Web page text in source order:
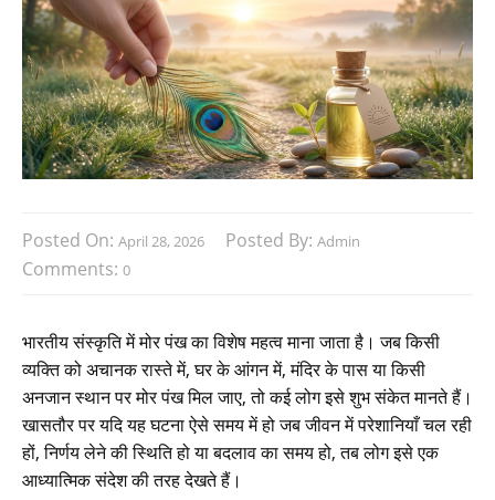
Posted On: April 28, 2026 Posted By: Admin
Comments: 0
भारतीय संस्कृति में मोर पंख का विशेष महत्व माना जाता है। जब किसी
व्यक्ति को अचानक रास्ते में, घर के आंगन में, मंदिर के पास या किसी
अनजान स्थान पर मोर पंख मिल जाए, तो कई लोग इसे शुभ संकेत मानते हैं।
खासतौर पर यदि यह घटना ऐसे समय में हो जब जीवन में परेशानियाँ चल रही
हों, निर्णय लेने की स्थिति हो या बदलाव का समय हो, तब लोग इसे एक
आध्यात्मिक संदेश की तरह देखते हैं।